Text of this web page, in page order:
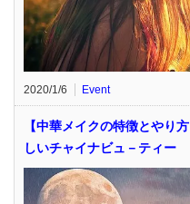
2020/1/6 Event
【中華メイクの特徴とやり
しいチャイナビュ－ティー